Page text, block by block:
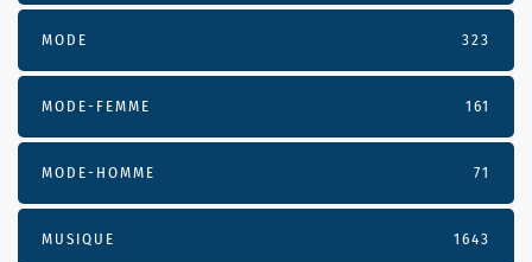
MODE 323
MODE-FEMME 161
MODE-HOMME 71
MUSIQUE 1643